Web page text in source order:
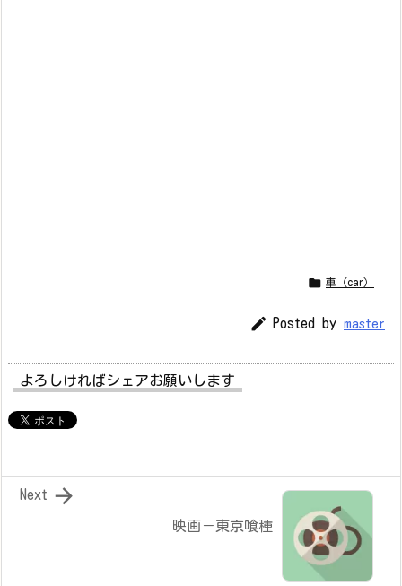
 車（car）
 Posted by master
よろしければシェアお願いします
映画－東京喰種

Next